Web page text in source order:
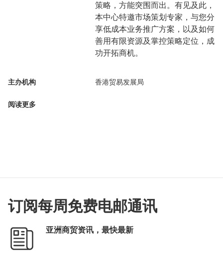
策略，方能突围而出。有见及此，
本中心特邀市场策划专家，与您分
享低成本业务推广方案，以及如何
善用有限资源及掌控策略定位，成
功开拓商机。
主办机构 香港贸易发展局
阅读更多
订阅每周免费电邮通讯
亚洲商贸资讯，最快最新